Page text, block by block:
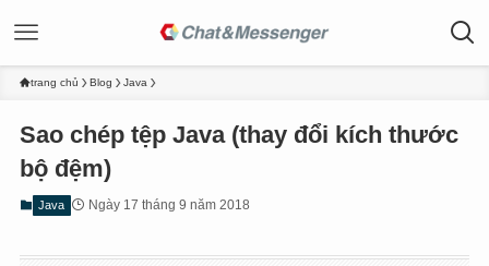
trang chủ Blog Java
Sao chép tệp Java (thay đổi kích thước
bộ đệm)
Java Ngày 17 tháng 9 năm 2018